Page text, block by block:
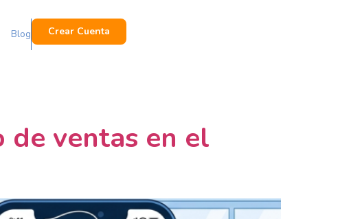
Blog Crear Cuenta
de ventas en el